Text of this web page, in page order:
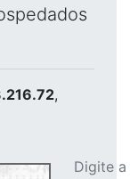
,
Digite